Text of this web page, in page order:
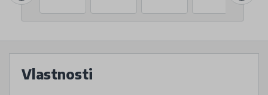
Vlastnosti